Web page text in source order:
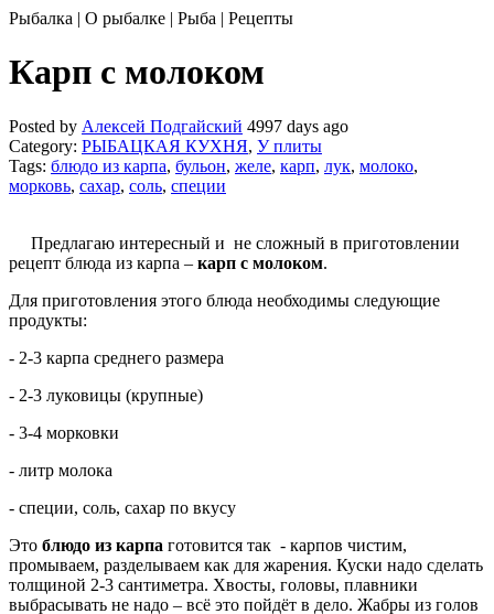
Рыбалка | О рыбалке | Рыба | Рецепты
Карп с молоком
Posted by Алексей Подгайский 4997 days ago
Category: РЫБАЦКАЯ КУХНЯ, У плиты
Tags: блюдо из карпа, бульон, желе, карп, лук, молоко,
морковь, сахар, соль, специи
Предлагаю интересный и не сложный в приготовлении
рецепт блюда из карпа – карп с молоком.
Для приготовления этого блюда необходимы следующие
продукты:
- 2-3 карпа среднего размера
- 2-3 луковицы (крупные)
- 3-4 морковки
- литр молока
- специи, соль, сахар по вкусу
Это блюдо из карпа готовится так - карпов чистим,
промываем, разделываем как для жарения. Куски надо сделать
толщиной 2-3 сантиметра. Хвосты, головы, плавники
выбрасывать не надо – всё это пойдёт в дело. Жабры из голов